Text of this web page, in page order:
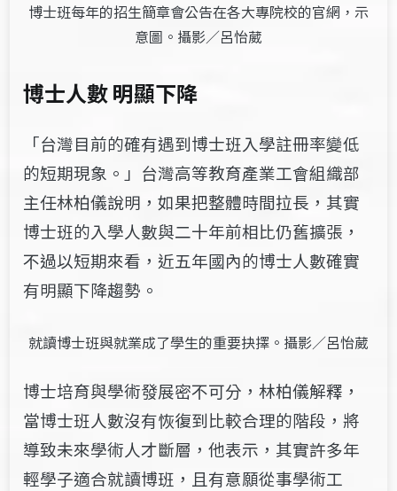
博士班每年的招生簡章會公告在各大專院校的官網，示
意圖。攝影／呂怡葳
博士人數 明顯下降
「台灣目前的確有遇到博士班入學註冊率變低
的短期現象。」 台灣高等教育產業工會組織部
主任林柏儀說明，如果把整體時間拉長，其實
博士班的入學人數與二十年前相比仍舊擴張，
不過以短期來看，近五年國內的博士人數確實
有明顯下降趨勢。
就讀博士班與就業成了學生的重要抉擇。攝影／呂怡葳
博士培育與學術發展密不可分，林柏儀解釋，
當博士班人數沒有恢復到比較合理的階段，將
導致未來學術人才斷層，他表示，其實許多年
輕學子適合就讀博班，且有意願從事學術工